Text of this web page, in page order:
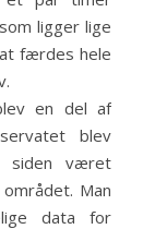
ligger lige
færdes hele
en del af
blev
været
Man
data for